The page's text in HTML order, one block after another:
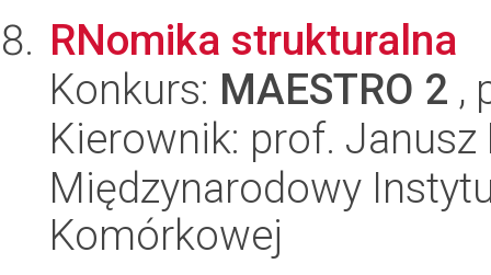
RNomika strukturalna
Konkurs: MAESTRO 2 ,
Kierownik: prof.
Międzynarodowy
Komórkowej